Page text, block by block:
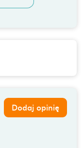
Dodaj opinię